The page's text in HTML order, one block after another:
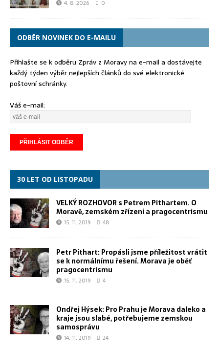
4. 8. 2026 0
ODBĚR NOVINEK DO E-MAILU
Přihlašte se k odběru Zpráv z Moravy na e-mail a dostávejte
každý týden výběr nejlepších článků do své elektronické
poštovní schránky.
Váš e-mail:
30 LET OD LISTOPADU
VELKÝ ROZHOVOR s Petrem Pithartem. O
Moravě, zemském zřízení a pragocentrismu
15. 11. 2019 48
Petr Pithart: Propásli jsme příležitost vrátit
se k normálnímu řešení. Morava je oběť
pragocentrismu
15. 11. 2019 4
Ondřej Hýsek: Pro Prahu je Morava daleko a
kraje jsou slabé, potřebujeme zemskou
samosprávu
14. 11. 2019 24